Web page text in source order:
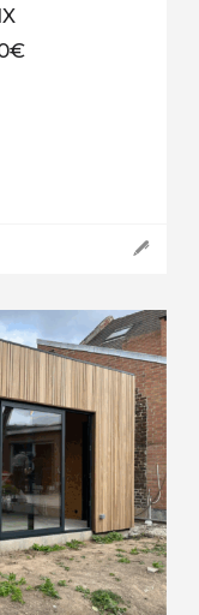
€
en
·